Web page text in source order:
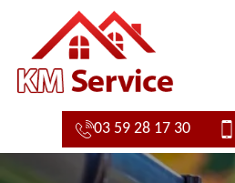
03 59 28 17 30